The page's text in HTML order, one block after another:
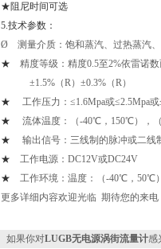
★阻尼时间可选
5.技术参数：
Ø 测量介质：饱和蒸汽、过热蒸汽
★ 精度等级：精度0.5至2%依雷诺
±1.5%（R）±0.3%（R）
★ 工作压力：≤1.6Mpa或≤2.5Mpa或
★ 流体温度：（-40℃，150℃），
★ 输出信号：三线制的脉冲或二线
★ 工作电源：DC12V或DC24V
★ 工作环境：温度：（-40℃，50℃
更多详细内容欢迎光临 期待您的来
如果你对LUGB无电源涡街流量计感